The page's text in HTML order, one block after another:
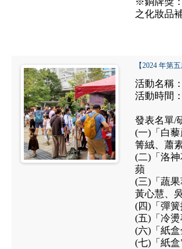
之化妝品
【2024 年第
活動名稱
活動時間
發表名單/
(一)「白
箐絨、蕭
(二)「洛
蘋
(三)「蔬
黃心慧、
(四)「彈
(五)「冷
(六)「紙
(七)「紙